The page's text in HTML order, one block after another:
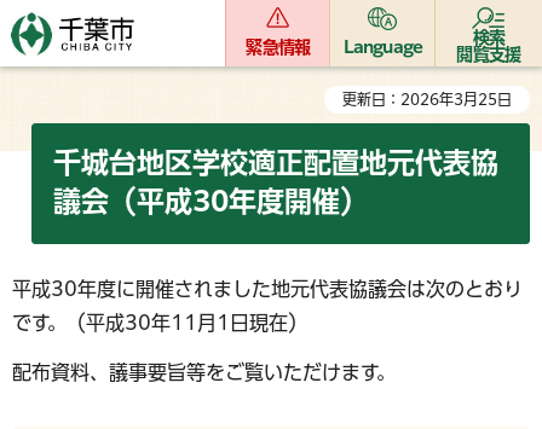
緊急情報 Language
検索
閲覧支援
更新日：2026年3月25日
千城台地区学校適正配置地元代表協
議会（平成30年度開催）
平成30年度に開催されました地元代表協議会は次のとおり
です。（平成30年11月1日現在）
配布資料、議事要旨等をご覧いただけます。